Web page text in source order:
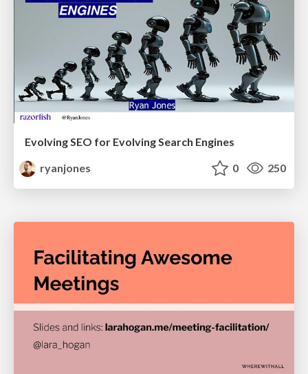
Evolving SEO for Evolving Search Engines
ryanjones
0 250